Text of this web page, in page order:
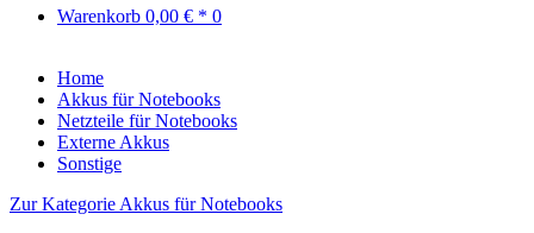
Warenkorb 0,00 € * 0
Home
Akkus für Notebooks
Netzteile für Notebooks
Externe Akkus
Sonstige
Zur Kategorie Akkus für Notebooks